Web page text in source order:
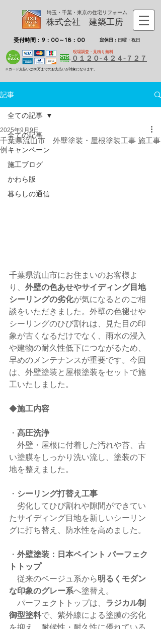
埼玉・千葉・東京の住宅リフォーム
株式会社 建築工房
受付時間：9：00～18：00 定休日： 日曜・祝日
現場調査・見積り無料
０１２０-４２４-７２７
※カード支払いは30万までのお支払いが対象になります。
記事
全ての記事
キャンペーン
施工ブログ
かわら版
暮らしの通信
全ての記事
千葉県流山市 外壁塗装・屋根塗装工事 施工事
例
2025年9月9日
千葉県流山市にお住まいのお客様よ
り、 外壁の色あせやサイディング目地
シーリングの劣化が気になるとのご相
談をいただきました。外壁の色褪せや
シーリングのひび割れは、見た目の印
象が古くなるだけでなく、雨水の浸入
や建物の耐久性低下につながるため、
早めのメンテナンスが重要です。今回
は、外壁塗装と屋根塗装をセットで施
工いたしました。
◆施工内容
・ 高圧洗浄
外壁・屋根に付着した汚れや苔、古
い塗膜をしっかり洗い流し、塗装の下
地を整えました。
・ シーリング打替え工事
劣化してひび割れや隙間ができてい
たサイディング目地を新しいシーリン
グに打ち替え、防水性を高めました。
・ 外壁塗装：日本ペイント パーフェク
トトップ
従来のベージュ系から明るくモダン
な印象のグレー系へ塗替え。
パーフェクトトップは、 ラジカル制
御型塗料で、紫外線による塗膜の劣化
を抑え、耐候性・耐久性に優れている